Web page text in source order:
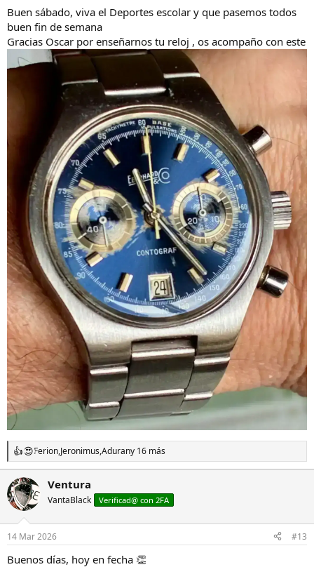
s
Buen sábado, viva el Deportes escolar y que pasemos todos
buen fin de semana
Gracias Oscar por enseñarnos tu reloj , os acompaño con este
R
e
a
c
c
o
n
e
s
Ferion,Jeronimus,Adurany 16 más
Ventura
VantaBlack Verificad@ con 2FA
14 Mar 2026 #13
Buenos días, hoy en fecha 👏